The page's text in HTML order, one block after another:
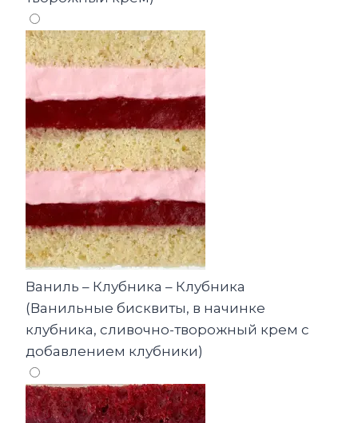
Ваниль – Клубника – Клубника
(Ванильные бисквиты, в начинке
клубника, сливочно-творожный крем с
добавлением клубники)